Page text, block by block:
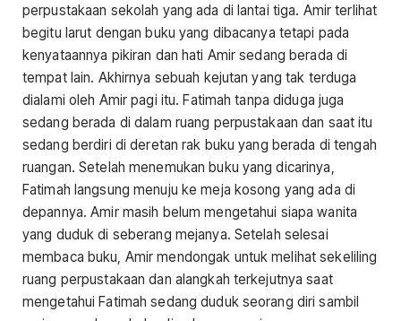
perpustakaan sekolah yang ada di lantai tiga. Amir terlihat
begitu larut dengan buku yang dibacanya tetapi pada
kenyataannya pikiran dan hati Amir sedang berada di
tempat lain. Akhirnya sebuah kejutan yang tak terduga
dialami oleh Amir pagi itu. Fatimah tanpa diduga juga
sedang berada di dalam ruang perpustakaan dan saat itu
sedang berdiri di deretan rak buku yang berada di tengah
ruangan. Setelah menemukan buku yang dicarinya,
Fatimah langsung menuju ke meja kosong yang ada di
depannya. Amir masih belum mengetahui siapa wanita
yang duduk di seberang mejanya. Setelah selesai
membaca buku, Amir mendongak untuk melihat sekeliling
ruang perpustakaan dan alangkah terkejutnya saat
mengetahui Fatimah sedang duduk seorang diri sambil